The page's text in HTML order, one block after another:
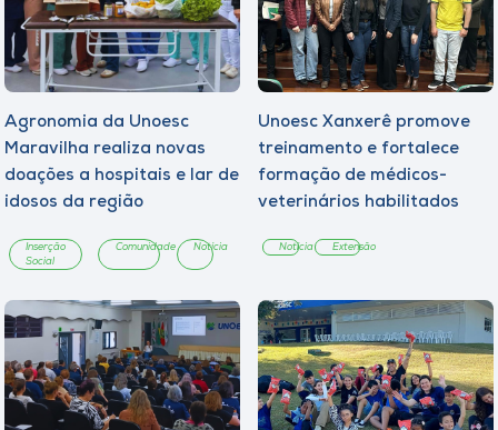
Agronomia da Unoesc
Maravilha realiza novas
doações a hospitais e lar de
idosos da região
Inserção
Social
Comunidade Notícia
Unoesc Xanxerê promove
treinamento e fortalece
formação de médicos-
veterinários habilitados
Notícia Extensão